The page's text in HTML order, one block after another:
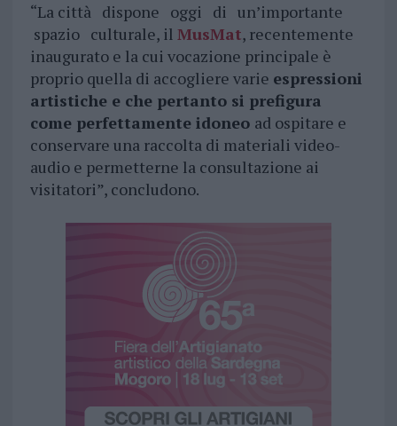
“La città dispone oggi di un’importante
spazio culturale, il MusMat, recentemente
inaugurato e la cui vocazione principale è
proprio quella di accogliere varie espressioni
artistiche e che pertanto si prefigura
come perfettamente idoneo ad ospitare e
conservare una raccolta di materiali video-
audio e permetterne la consultazione ai
visitatori”, concludono.